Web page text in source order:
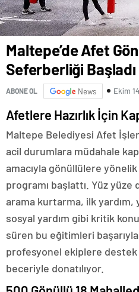
Maltepe’de Afet
Seferberliği Başladı
ABONE OL News Ekim
Afetlere Hazırlık İçin
Maltepe Belediyesi Afet
acil durumlara müdahale
amacıyla gönüllülere
programı başlattı. Yüz
arama kurtarma, ilk yardım,
sosyal yardım gibi kritik
süren bu eğitimleri başarıyla
profesyonel ekiplere
beceriyle donatılıyor.